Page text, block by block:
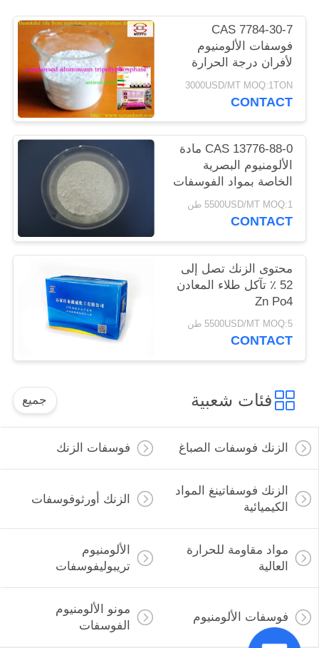
POLICY
CAS 7784-30-7
فوسفات الألومنيوم
لأفران درجة الحرارة
العالية
3000USD/MT MOQ:1TON
CONTACT
CAS 13776-88-0 مادة
الألومنيوم البصرية
الخاصة بمواد الفوسفات
5500USD/MT MOQ:1 طن
CONTACT
محتوى الزنك تصل إلى
52 ٪ تآكل طلاء المعادن
Zn Po4
5500USD/MT MOQ:5 طن
CONTACT
فئات شعبية جميع
الزنك فوسفات الصباغ فوسفات الزنك
الزنك فوسفاتينغ المواد
الكيميائية
الزنك أورثوفوسفات
مواد مقاومة للحرارة
العالية
الألومنيوم
تريبوليفوسفات
فوسفات الألومنيوم
مونو الألومنيوم
الفوسفات